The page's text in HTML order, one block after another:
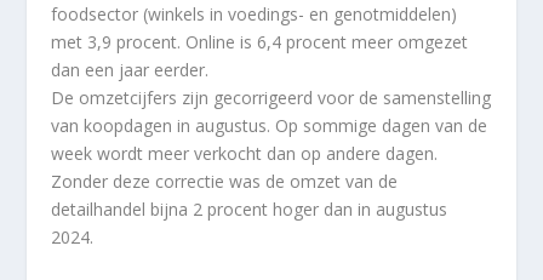
foodsector (winkels in voedings- en genotmiddelen)
met 3,9 procent. Online is 6,4 procent meer omgezet
dan een jaar eerder.
De omzetcijfers zijn gecorrigeerd voor de samenstelling
van koopdagen in augustus. Op sommige dagen van de
week wordt meer verkocht dan op andere dagen.
Zonder deze correctie was de omzet van de
detailhandel bijna 2 procent hoger dan in augustus
2024.